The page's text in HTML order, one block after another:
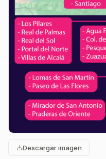
Descargar imagen